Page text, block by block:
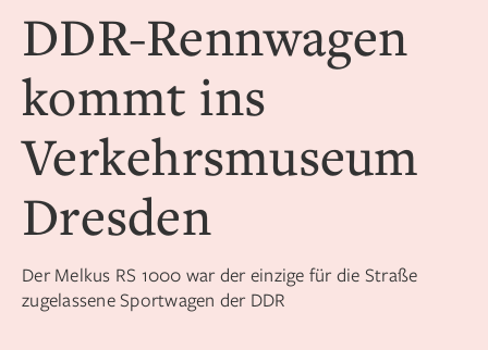
DDR-Rennwagen
kommt ins
Verkehrsmuseum
Dresden
Der Melkus RS 1000 war der einzige für die Straße
zugelassene Sportwagen der DDR